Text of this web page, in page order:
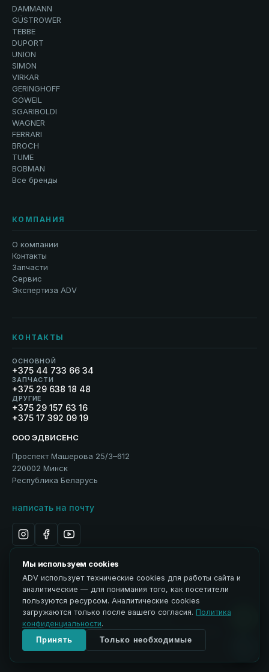
DAMMANN
GÜSTROWER
TEBBE
DUPORT
UNION
SIMON
VIRKAR
GERINGHOFF
GÖWEIL
SGARIBOLDI
WAGNER
FERRARI
BROCH
TUME
BOBMAN
Все бренды
КОМПАНИЯ
О компании
Контакты
Запчасти
Сервис
Экспертиза ADV
КОНТАКТЫ
ОСНОВНОЙ
+375 44 733 66 34
ЗАПЧАСТИ
+375 29 638 18 48
ДРУГИЕ
+375 29 157 63 16
+375 17 392 09 19
ООО ЭДВИСЕНС
Проспект Машерова 25/3–612
220002 Минск
Республика Беларусь
написать на почту
Политика обработки персональных данных
Использование материалов
ЭДВИСЕНС / Advisance → ADV
Управление cookies
© 2026 ООО ЭДВИСЕНС. Все права защищены.
Мы используем cookies
ADV использует технические cookies для работы сайта и
аналитические — для понимания того, как посетители
пользуются ресурсом. Аналитические cookies
загружаются только после вашего согласия. Политика
конфиденциальности.
Принять Только необходимые